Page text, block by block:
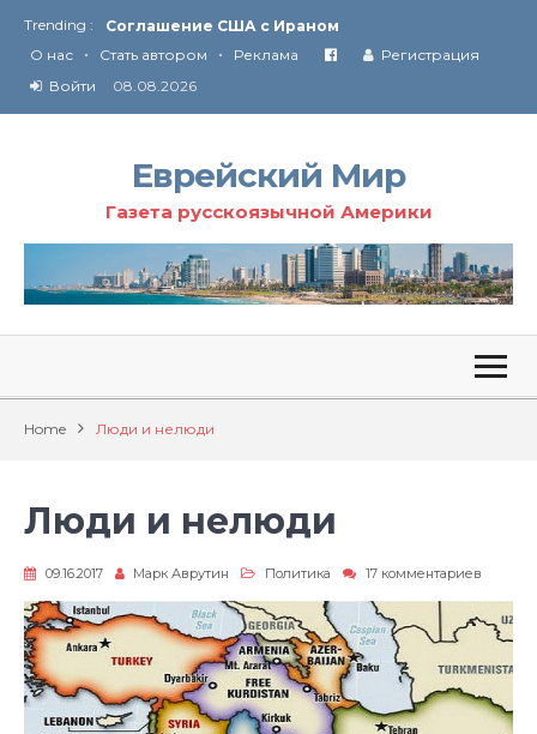
Trending :
Соглашение США с Ираном
Технология Революции в Иране
О нас • Стать автором • Реклама
Регистрация
Войти
08.08.2026
Еврейский Мир
Газета русскоязычной Америки
Home Люди и нелюди
Люди и нелюди
09.16.2017 Марк Аврутин Политика 17 комментариев
и
нелюди